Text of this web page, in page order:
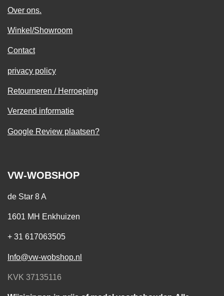
Over ons.
Winkel/Showroom
Contact
privacy policy
Retourneren / Herroeping
Verzend informatie
Google Review plaatsen?
VW-WOBSHOP
de Star 8 A
1601 MH Enkhuizen
+ 31 617063505
Info@vw-wobshop.nl
KVK 37135116